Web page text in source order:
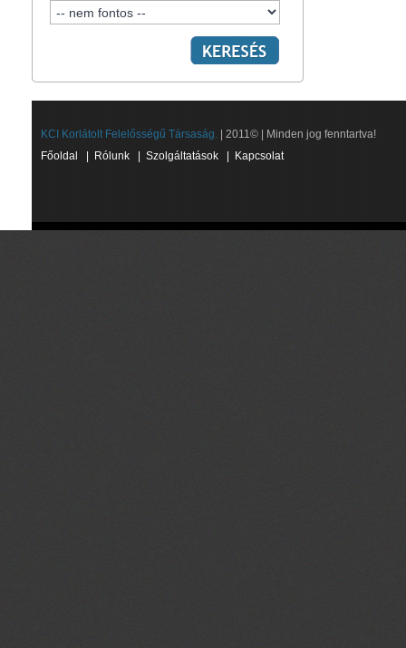
KCI Korlátolt Felelősségű Társaság. | 2011© | Minden jog fenntartva!
Főoldal
Rólunk Szolgáltatások Kapcsolat